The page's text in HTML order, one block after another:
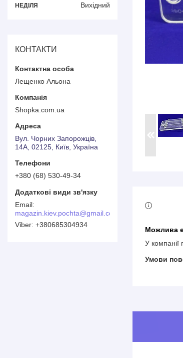
У компанії
НЕДІЛЯ Вихідний
КОНТАКТИ
Лещенко Альона
Shopka.com.ua
Вул. Чорних Запорожців,
14А, 02125, Київ, Україна
+380 (68) 530-49-34
magazin.kiev.pochta@gmail.com
+380685304934